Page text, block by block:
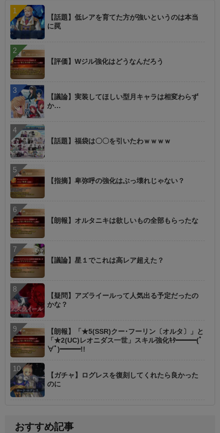
【話題】低レアを育てた方が強いというのは本当
に罠
【評価】Wジル強化はどうなんだろう
【議論】実装してほしい型月キャラは相変わらず
か…
【話題】福袋は〇〇を引いたわｗｗｗｗ
【指摘】卑弥呼の強化はぶっ壊れじゃない？
【朗報】オルタニキは欲しいもの全部もらったな
【議論】星１でこれは高レア超えた？
【疑問】アズライールって人気出る予定だったの
かな？
【朗報】「★5(SSR)クー･フーリン〔オルタ〕」と
「★2(UC)レオニダス一世」スキル強化ｷﾀ━━━(ﾟ
∀ﾟ)━━━!!
【ガチャ】ログレスを復刻してくれたら良かった
のに
おすすめ記事